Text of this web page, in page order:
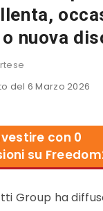
nuova
del 6 Marzo 2026
con 0
su
Group ha